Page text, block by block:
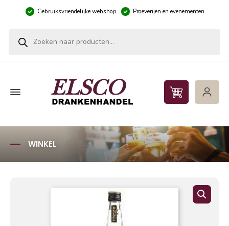
Gebruiksvriendelijke webshop Proeverijen en evenementen
WINKEL